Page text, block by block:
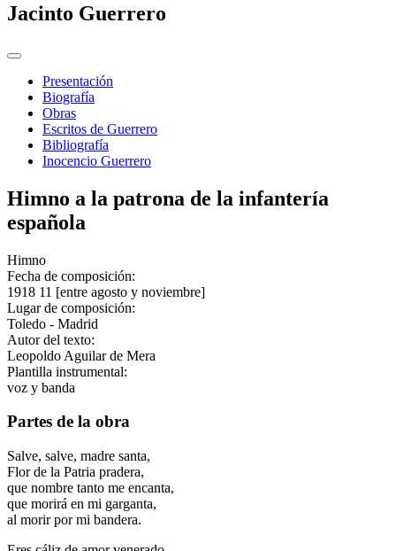
Jacinto Guerrero
Presentación
Biografía
Obras
Escritos de Guerrero
Bibliografía
Inocencio Guerrero
Himno a la patrona de la infantería
española
Himno
Fecha de composición:
1918 11 [entre agosto y noviembre]
Lugar de composición:
Toledo - Madrid
Autor del texto:
Leopoldo Aguilar de Mera
Plantilla instrumental:
voz y banda
Partes de la obra
Salve, salve, madre santa,
Flor de la Patria pradera,
que nombre tanto me encanta,
que morirá en mi garganta,
al morir por mi bandera.